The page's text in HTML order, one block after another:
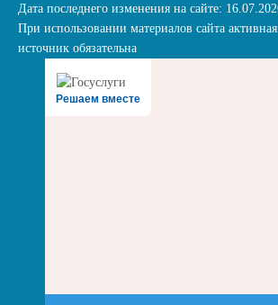
Дата последнего изменения на сайте:
При использовании материалов сайта
источник обязательна
Решаем вместе